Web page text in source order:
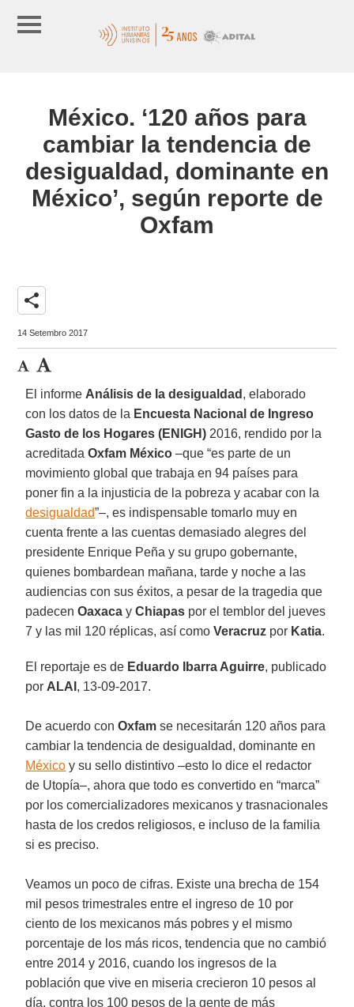
México. ‘120 años para
cambiar la tendencia de
desigualdad, dominante en
México’, según reporte de
Oxfam
share
14 Setembro 2017
El informe Análisis de la desigualdad , elaborado
con los datos de la Encuesta Nacional de Ingreso
Gasto de los Hogares (ENIGH) 2016, rendido por la
acreditadaOxfam México –que “es parte de un
movimiento global que trabaja en 94 países para
poner fin a la injusticia de la pobreza y acabar con la
desigualdad”–, es indispensable tomarlo muy en
cuenta frente a las cuentas demasiado alegres del
presidente Enrique Peña y su grupo gobernante,
quienes bombardean mañana, tarde y noche a las
audiencias con sus éxitos, a pesar de la tragedia que
padecenOaxaca yChiapas por el temblor del jueves
7 y las mil 120 réplicas, así comoVeracruz por Katia.
El reportaje es de Eduardo Ibarra Aguirre, publicado
por ALAI , 13-09-2017.
De acuerdo conOxfam se necesitarán 120 años para
cambiar la tendencia de desigualdad, dominante en
México y su sello distintivo –esto lo dice el redactor
de Utopía–, ahora que todo es convertido en “marca”
por los comercializadores mexicanos y trasnacionales
hasta de los credos religiosos, e incluso de la familia
si es preciso.
Veamos un poco de cifras. Existe una brecha de 154
mil pesos trimestrales entre el ingreso de 10 por
ciento de los mexicanos más pobres y el mismo
porcentaje de los más ricos, tendencia que no cambió
entre 2014 y 2016, cuando los ingresos de la
población que vive en miseria crecieron 10 pesos al
día, contra los 100 pesos de la gente de más